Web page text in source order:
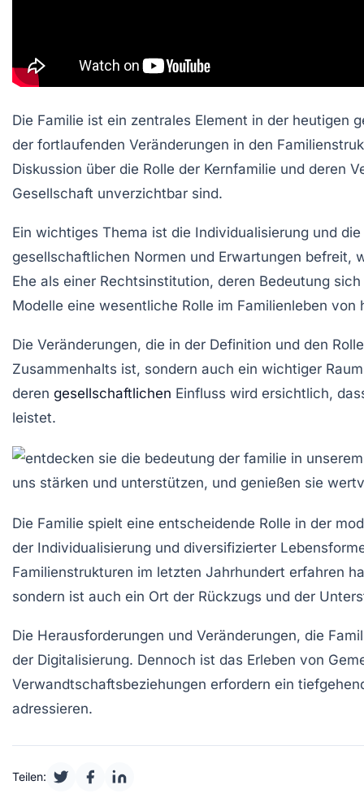
Die Familie ist ein zentrales Element in der heutigen
der fortlaufenden Veränderungen in den
Diskussion über die Rolle der Kernfamilie und deren
Gesellschaft unverzichtbar sind.
Ein wichtiges Thema ist die Individualisierung und
gesellschaftlichen Normen und Erwartungen befreit,
Ehe als einer Rechtsinstitution, deren Bedeutung
Modelle eine wesentliche Rolle im Familienleben von
Die Veränderungen, die in der Definition und den
Zusammenhalts ist, sondern auch ein wichtiger
deren gesellschaftlichen Einfluss wird ersichtlich,
leistet.
Die Familie spielt eine entscheidende Rolle in der
der Individualisierung und diversifizierter
Familienstrukturen im letzten Jahrhundert erfahren
sondern ist auch ein Ort der Rückzugs und der
Die Herausforderungen und Veränderungen, die
der Digitalisierung. Dennoch ist das Erleben von
Verwandtschaftsbeziehungen erfordern ein
adressieren.
Teilen: